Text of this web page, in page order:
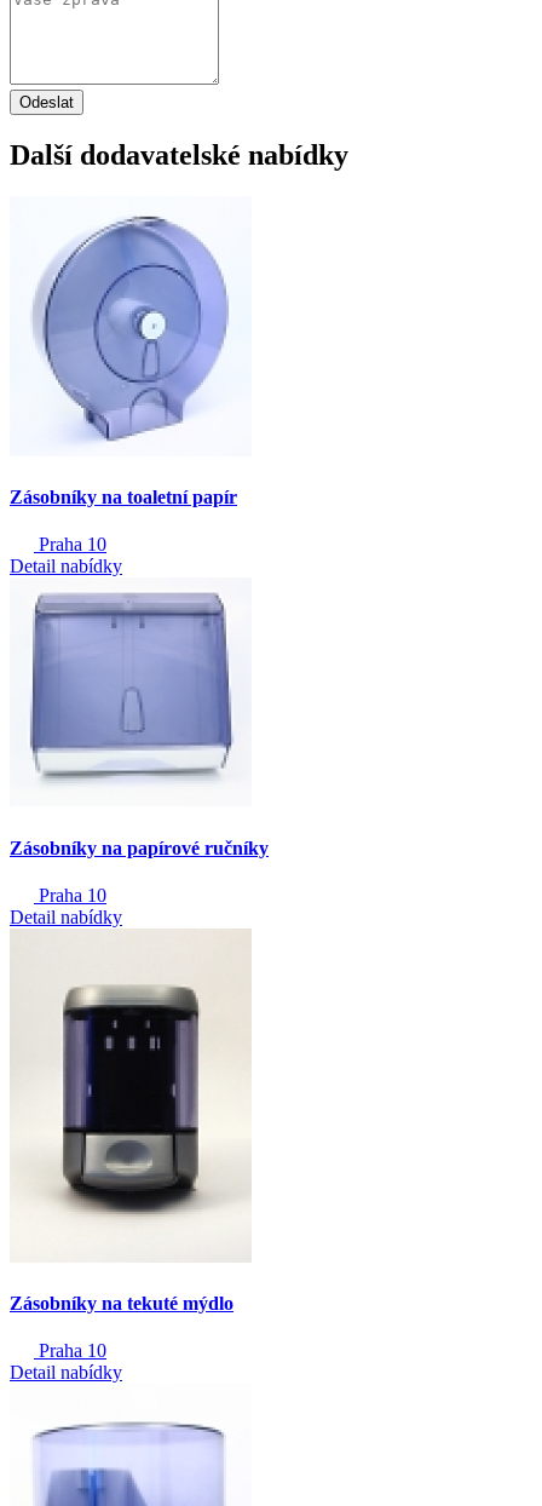
Odeslat
Další dodavatelské nabídky
Zásobníky na toaletní papír
Praha 10
Detail nabídky
Zásobníky na papírové ručníky
Praha 10
Detail nabídky
Zásobníky na tekuté mýdlo
Praha 10
Detail nabídky